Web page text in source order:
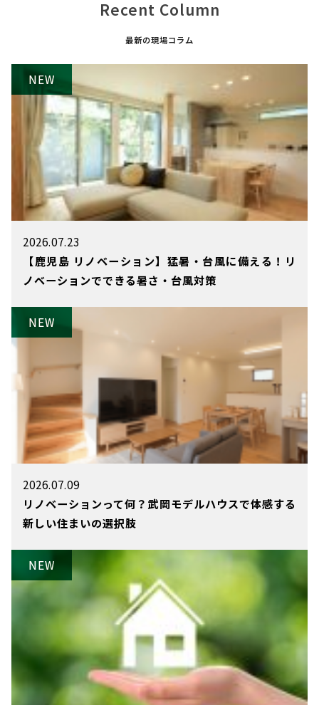
Recent Column
最新の現場コラム
2026.07.23
【鹿児島 リノベーション】猛暑・台風に備える！リ
ノベーションでできる暑さ・台風対策
2026.07.09
リノベーションって何？武岡モデルハウスで体感する
新しい住まいの選択肢